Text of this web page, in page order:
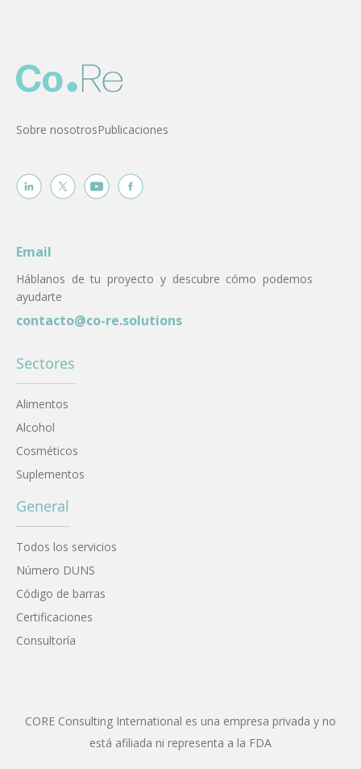
Sobre nosotrosPublicaciones
Email
Háblanos de tu proyecto y descubre cómo podemos
ayudarte
contacto@co-re.solutions
Sectores
Alimentos
Alcohol
Cosméticos
Suplementos
General
Todos los servicios
Número DUNS
Código de barras
Certificaciones
Consultoría
CORE Consulting International es una empresa privada y no
está afiliada ni representa a la FDA